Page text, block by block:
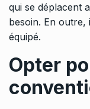
qui se déplacent
besoin. En
équipé.
Opter